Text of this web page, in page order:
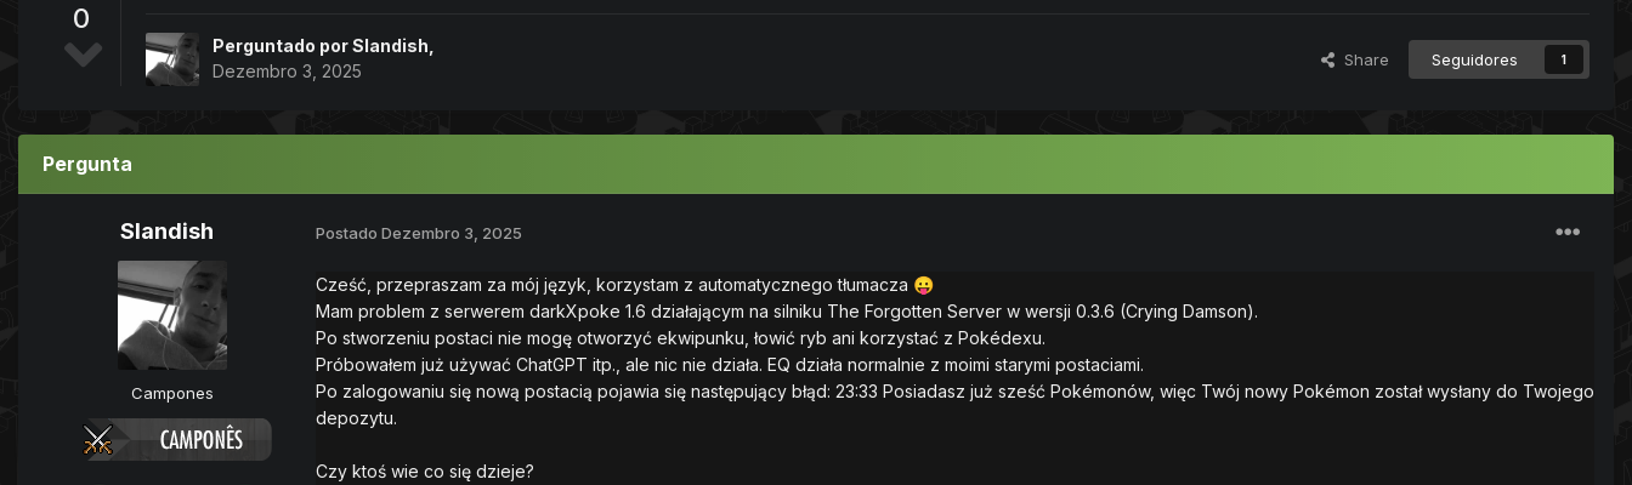
0
Perguntado porSlandish
Dezembro 3, 2025
Share Seguidores 1
Pergunta
Slandish
Campones
Postado Dezembro 3, 2025
Cześć, przepraszam za mój język, korzystam z automatycznego tłumacza 😛
Mam problem z serwerem darkXpoke 1.6 działającym na silniku The Forgotten Server w wersji 0.3.6 (Crying Damson).
Po stworzeniu postaci nie mogę otworzyć ekwipunku, łowić ryb ani korzystać z Pokédexu.
Próbowałem już używać ChatGPT itp., ale nic nie działa. EQ działa normalnie z moimi starymi postaciami.
Po zalogowaniu się nową postacią pojawia się następujący błąd: 23:33 Posiadasz już sześć Pokémonów, więc Twój nowy Pokémon został wysłany do Twojego
depozytu.
Czy ktoś wie co się dzieje?